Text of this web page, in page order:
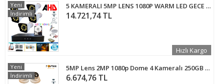
5 KAMERALI 5MP LENS 1080P WARM LED GECE RENKLİ 4 TB HDD DAHİL GÜVENLİK SETİ - 254W
14.721,74 TL
Yeni
İndirimli
Hızlı Kargo
5MP Lens 2MP 1080p Dome 4 Kameralı 250GB Harddisk Dahil Güvenlik Kamerası Seti - ST-24250D
6.674,76 TL
Yeni
İndirimli